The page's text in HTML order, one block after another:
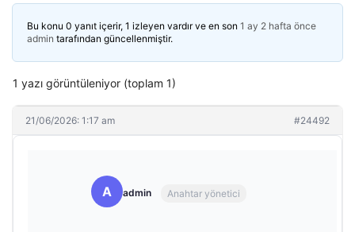
Bu konu 0 yanıt içerir, 1 izleyen vardır ve en son 1 ay 2 hafta önce
admin tarafından güncellenmiştir.
1 yazı görüntüleniyor (toplam 1)
21/06/2026: 1:17 am #24492
A admin Anahtar yönetici